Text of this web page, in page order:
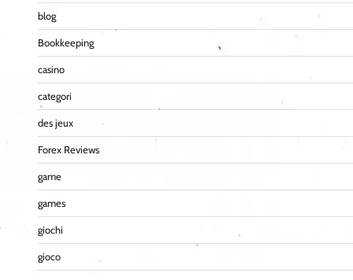
blog
Bookkeeping
casino
categori
des jeux
Forex Reviews
game
games
giochi
gioco